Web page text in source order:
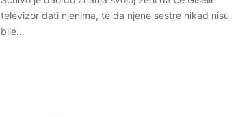
televizor dati njenima, te da njene sestre nikad nisu
bile…